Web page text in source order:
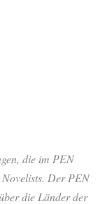
die im PEN
Der PEN
die Länder der